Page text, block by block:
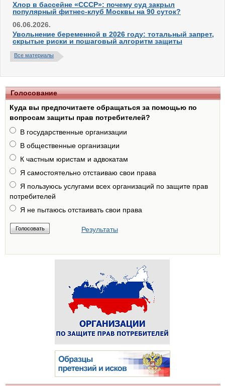
Хлор в бассейне «СССР»: почему суд закрыл
популярный фитнес-клуб Москвы на 90 суток?
06.06.2026.
Увольнение беременной в 2026 году: тотальный запрет,
скрытые риски и пошаговый алгоритм защиты
Все материалы
Голосование
Куда вы предпочитаете обращаться за помощью по
вопросам защиты прав потребителей?
В государственные организации
В общественные организации
К частным юристам и адвокатам
Я самостоятельно отстаиваю свои права
Я пользуюсь услугами всех организаций по защите прав
потребителей
Я не пытаюсь отстаивать свои права
Результаты